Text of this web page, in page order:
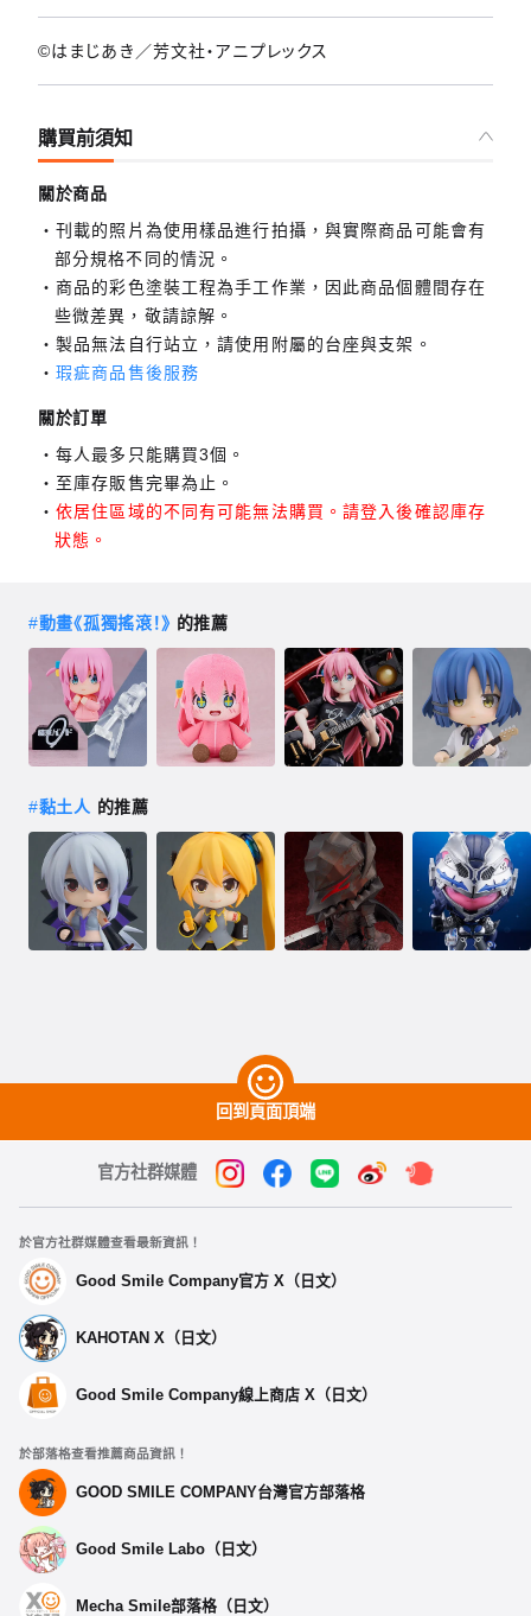
©はまじあき／芳文社・アニプレックス
購買前須知
關於商品
刊載的照片為使用樣品進行拍攝，與實際商品可能會有
部分規格不同的情況。
商品的彩色塗裝工程為手工作業，因此商品個體間存在
些微差異，敬請諒解。
製品無法自行站立，請使用附屬的台座與支架。
瑕疵商品售後服務
關於訂單
每人最多只能購買3個。
至庫存販售完畢為止。
依居住區域的不同有可能無法購買。請登入後確認庫存
狀態。
#動畫《孤獨搖滾！》 的推薦
#黏土人 的推薦
回到頁面頂端
官方社群媒體
於官方社群媒體查看最新資訊！
Good Smile Company官方 X（日文）
KAHOTAN X（日文）
Good Smile Company線上商店 X（日文）
於部落格查看推薦商品資訊！
GOOD SMILE COMPANY台灣官方部落格
Good Smile Labo（日文）
Mecha Smile部落格（日文）